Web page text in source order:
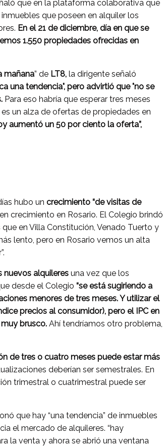
que en la plataforma colaborativa que
que poseen en alquiler los
En el 21 de diciembre, día en que se
1.550 propiedades ofrecidas en
mañana” de LT8, la dirigente señaló
una tendencia", pero advirtió que "no se
Para eso habría que esperar tres meses
un alza de ofertas de propiedades en
aumentó un 50 por ciento la oferta”,
hubo un crecimiento “de visitas de
crecimiento en Rosario. El Colegio brindó
en Villa Constitución, Venado Tuerto y
lento, pero en Rosario vemos un alta
nuevos alquileres una vez que los
desde el Colegio “se está sugiriendo a
menores de tres meses. Y utilizar el
precios al consumidor), pero el IPC en
brusco. Ahí tendríamos otro problema,
de tres o cuatro meses puede estar más
deberían ser semestrales. En
trimestral o cuatrimestral puede ser
que hay “una tendencia” de inmuebles
el mercado de alquileres. “hay
la venta y ahora se abrió una ventana